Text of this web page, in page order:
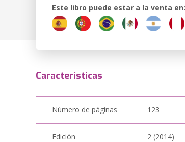
Este libro puede estar a la venta en:
Características
Número de páginas 123
Edición 2 (2014)